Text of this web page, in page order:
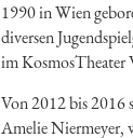
1990 in Wien
diversen
im KosmosTheater
Von 2012 bis 2016
Amelie Niermeyer,